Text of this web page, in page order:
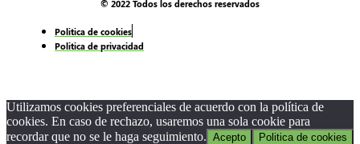
© 2022 Todos los derechos reservados
Politica de cookies
Politica de privacidad
Utilizamos cookies preferenciales de acuerdo con la política de
cookies. En caso de rechazo, usaremos una sola cookie para
recordar que no se le haga seguimiento. Acepto Politica de cookies